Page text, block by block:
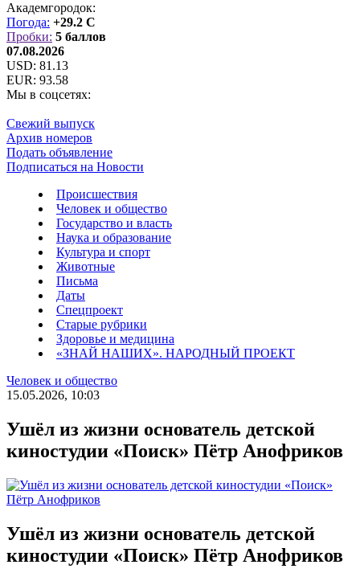
Академгородок:
Погода: +29.2 C
Пробки: 5 баллов
07.08.2026
USD: 81.13
EUR: 93.58
Мы в соцсетях:
Свежий выпуск
Архив номеров
Подать объявление
Подписаться на Новости
Происшествия
Человек и общество
Государство и власть
Наука и образование
Культура и спорт
Животные
Письма
Даты
Спецпроект
Старые рубрики
Здоровье и медицина
«ЗНАЙ НАШИХ». НАРОДНЫЙ ПРОЕКТ
Человек и общество
15.05.2026, 10:03
Ушёл из жизни основатель детской
киностудии «Поиск» Пётр Анофриков
Ушёл из жизни основатель детской
киностудии «Поиск» Пётр Анофриков